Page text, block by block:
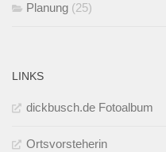
Planung (25)
LINKS
dickbusch.de Fotoalbum
Ortsvorsteherin